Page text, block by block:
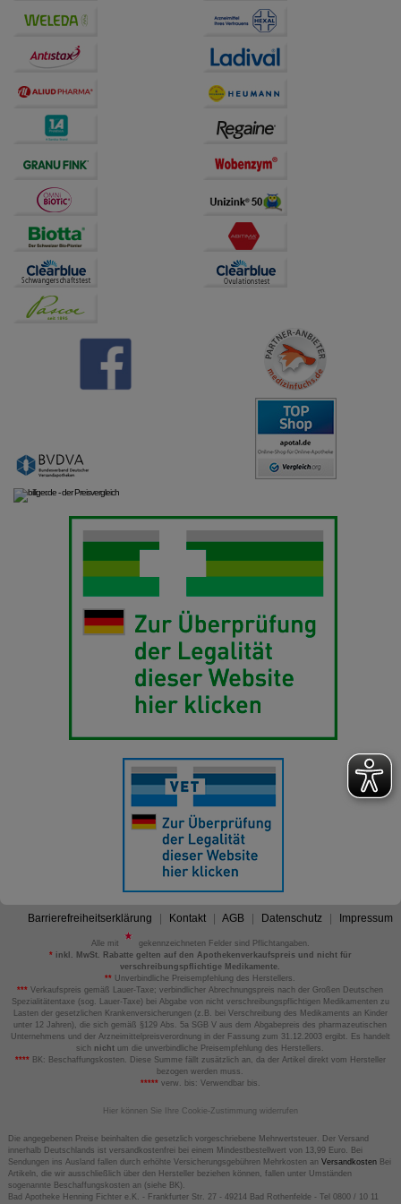
Bitte beachten Sie, dass Daten hierfür teilweise an
Dritte wie z.B. Google oder soziale Medien
übertragen werden.
Barrierefreiheitserklärung Kontakt AGB Datenschutz Impressum
Alle mit
gekennzeichneten Felder sind Pflichtangaben.
*inkl. MwSt. Rabatte gelten auf den Apothekenverkaufspreis und nicht für
verschreibungspflichtige Medikamente.
** Unverbindliche Preisempfehlung des Herstellers.
*** Verkaufspreis gemäß Lauer-Taxe; verbindlicher Abrechnungspreis nach der Großen Deutschen
Spezialitätentaxe (sog. Lauer-Taxe) bei Abgabe von nicht verschreibungspflichtigen Medikamenten zu
Lasten der gesetzlichen Krankenversicherungen (z.B. bei Verschreibung des Medikaments an Kinder
unter 12 Jahren), die sich gemäß §129 Abs. 5a SGB V aus dem Abgabepreis des pharmazeutischen
Unternehmens und der Arzneimittelpreisverordnung in der Fassung zum 31.12.2003 ergibt. Es handelt
sich nicht um die unverbindliche Preisempfehlung des Herstellers.
****BK: Beschaffungskosten. Diese Summe fällt zusätzlich an, da der Artikel direkt vom Hersteller
bezogen werden muss.
*****verw. bis: Verwendbar bis.
Hier können Sie Ihre Cookie-Zustimmung widerrufen
Die angegebenen Preise beinhalten die gesetzlich vorgeschriebene Mehrwertsteuer. Der Versand
innerhalb Deutschlands ist versandkostenfrei bei einem Mindestbestellwert von 13,99 Euro. Bei
Sendungen ins Ausland fallen durch erhöhte Versicherungsgebühren Mehrkosten an VersandkostenBei
Artikeln, die wir ausschließlich über den Hersteller beziehen können, fallen unter Umständen
sogenannte Beschaffungskosten an (siehe BK).
Bad Apotheke Henning Fichter e.K. - Frankfurter Str. 27 - 49214 Bad Rothenfelde - Tel 0800 / 10 11